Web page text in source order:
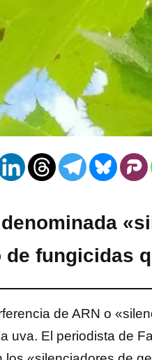
fungicidas
de ARN o
uva. El periodista de